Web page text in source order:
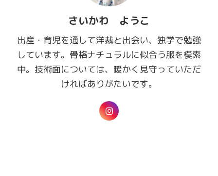
さいかわ ようこ
出産・育児を通して洋裁と出会い、独学で勉強
しています。骨格ナチュラルに似合う服を模索
中。技術面については、暖かく見守っていただ
ければありがたいです。